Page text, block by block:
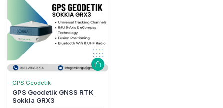
GPS Geodetik
GPS Geodetik GNSS RTK
Sokkia GRX3